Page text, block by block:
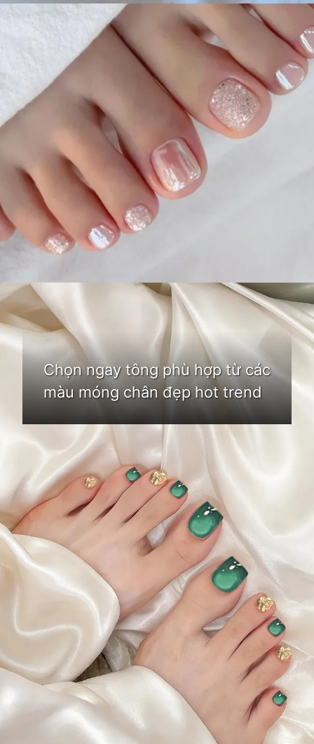
Đang mở https://idep.edu.vn/mau-son-mong-chan-dep
Chọn ngay tông phù hợp từ các
màu móng chân đẹp hot trend